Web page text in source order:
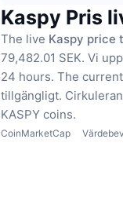
Kaspy Pris
The live Kaspy price
79,482.01 SEK. Vi
24 hours. The
tillgängligt.
KASPY coins.
CoinMarketCap